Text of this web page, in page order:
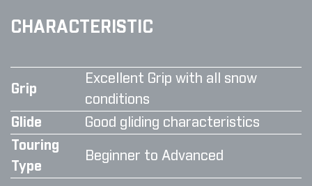
CHARACTERISTIC
Grip
Excellent Grip with all snow
conditions
Glide
Good gliding characteristics
Touring
Type
Beginner to Advanced